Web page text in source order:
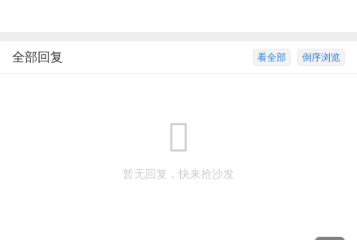
倒序浏览
看全部
全部回复
暂无回复，快来抢沙发